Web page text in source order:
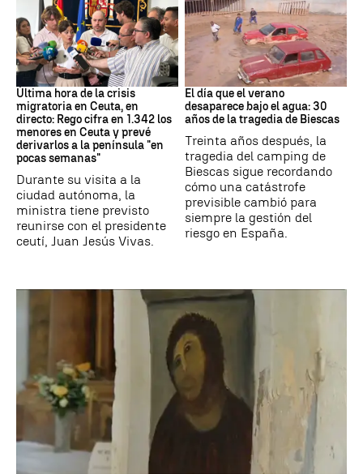
Crisis migratoria
Última hora de la crisis
migratoria en Ceuta, en
directo: Rego cifra en 1.342 los
menores en Ceuta y prevé
derivarlos a la península "en
pocas semanas"
Durante su visita a la
ciudad autónoma, la
ministra tiene previsto
reunirse con el presidente
ceutí, Juan Jesús Vivas.
Riada
El día que el verano
desaparece bajo el agua: 30
años de la tragedia de Biescas
Treinta años después, la
tragedia del camping de
Biescas sigue recordando
cómo una catástrofe
previsible cambió para
siempre la gestión del
riesgo en España.